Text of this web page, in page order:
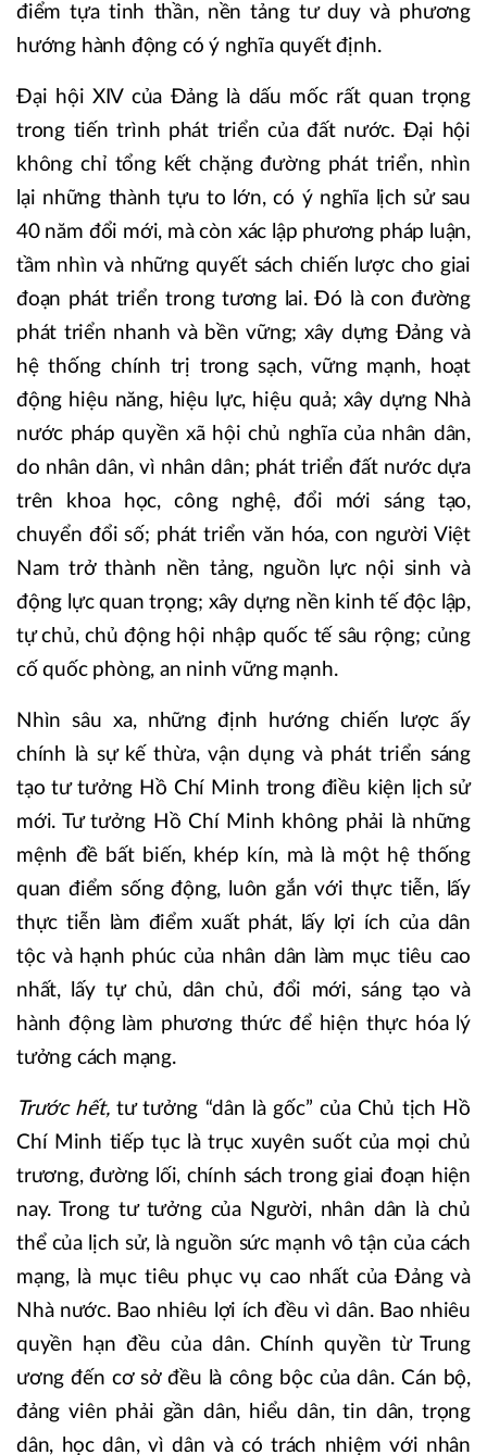
điểm tựa tinh thần, nền tảng tư duy và phương
hướng hành động có ý nghĩa quyết định.
Đại hội XIV của Đảng là dấu mốc rất quan trọng
trong tiến trình phát triển của đất nước. Đại hội
không chỉ tổng kết chặng đường phát triển, nhìn
lại những thành tựu to lớn, có ý nghĩa lịch sử sau
40 năm đổi mới, mà còn xác lập phương pháp luận,
tầm nhìn và những quyết sách chiến lược cho giai
đoạn phát triển trong tương lai. Đó là con đường
phát triển nhanh và bền vững; xây dựng Đảng và
hệ thống chính trị trong sạch, vững mạnh, hoạt
động hiệu năng, hiệu lực, hiệu quả; xây dựng Nhà
nước pháp quyền xã hội chủ nghĩa của nhân dân,
do nhân dân, vì nhân dân; phát triển đất nước dựa
trên khoa học, công nghệ, đổi mới sáng tạo,
chuyển đổi số; phát triển văn hóa, con người Việt
Nam trở thành nền tảng, nguồn lực nội sinh và
động lực quan trọng; xây dựng nền kinh tế độc lập,
tự chủ, chủ động hội nhập quốc tế sâu rộng; củng
cố quốc phòng, an ninh vững mạnh.
Nhìn sâu xa, những định hướng chiến lược ấy
chính là sự kế thừa, vận dụng và phát triển sáng
tạo tư tưởng Hồ Chí Minh trong điều kiện lịch sử
mới. Tư tưởng Hồ Chí Minh không phải là những
mệnh đề bất biến, khép kín, mà là một hệ thống
quan điểm sống động, luôn gắn với thực tiễn, lấy
thực tiễn làm điểm xuất phát, lấy lợi ích của dân
tộc và hạnh phúc của nhân dân làm mục tiêu cao
nhất, lấy tự chủ, dân chủ, đổi mới, sáng tạo và
hành động làm phương thức để hiện thực hóa lý
tưởng cách mạng.
Trước hết,tư tưởng “dân là gốc” của Chủ tịch Hồ
Chí Minh tiếp tục là trục xuyên suốt của mọi chủ
trương, đường lối, chính sách trong giai đoạn hiện
nay. Trong tư tưởng của Người, nhân dân là chủ
thể của lịch sử, là nguồn sức mạnh vô tận của cách
mạng, là mục tiêu phục vụ cao nhất của Đảng và
Nhà nước. Bao nhiêu lợi ích đều vì dân. Bao nhiêu
quyền hạn đều của dân. Chính quyền từ Trung
ương đến cơ sở đều là công bộc của dân. Cán bộ,
đảng viên phải gần dân, hiểu dân, tin dân, trọng
dân, học dân, vì dân và có trách nhiệm với nhân